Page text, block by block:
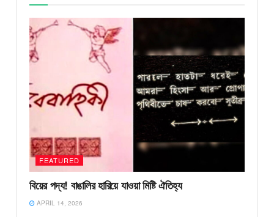
FEATURED
বিয়ের পদ্য! বাঙালির হারিয়ে যাওয়া মিষ্টি ঐতিহ্য
APRIL 14, 2026